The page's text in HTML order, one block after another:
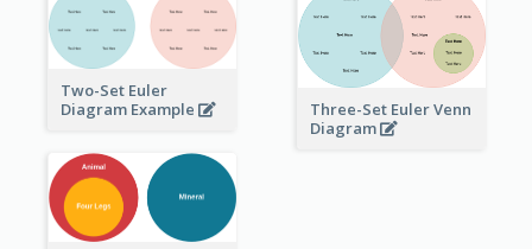
Two-Set Euler
Diagram Example
Three-Set Euler Venn
Diagram